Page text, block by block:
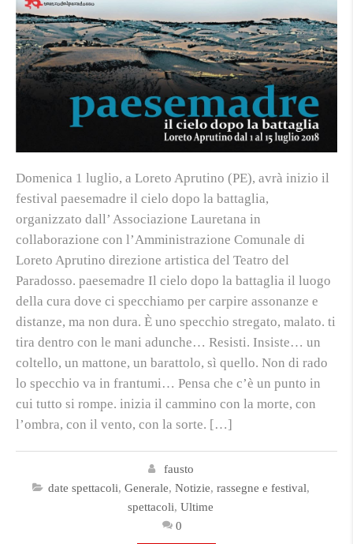
Domenica 1 luglio, a Loreto Aprutino (PE), avrà inizio il
festival paesemadre il cielo dopo la battaglia,
organizzato dall’ Associazione Lauretana in
collaborazione con l’Amministrazione Comunale di
Loreto Aprutino direzione artistica del Teatro del
Paradosso. paesemadre Il cielo dopo la battaglia il luogo
della cura dove ci specchiamo per carpire assonanze e
distanze, ma non dura. È uno specchio stregato, malato. ti
tira dentro con le mani adunche… Resisti. Insiste… un
coltello, un mattone, un barattolo, sì quello. Non di rado
lo specchio va in frantumi… Pensa che c’è un punto in
cui tutto si rompe. inizia il cammino con la morte, con
l’ombra, con il vento, con la sorte. […]
fausto
date spettacoli, Generale, Notizie, rassegne e festival,
spettacoli, Ultime
0